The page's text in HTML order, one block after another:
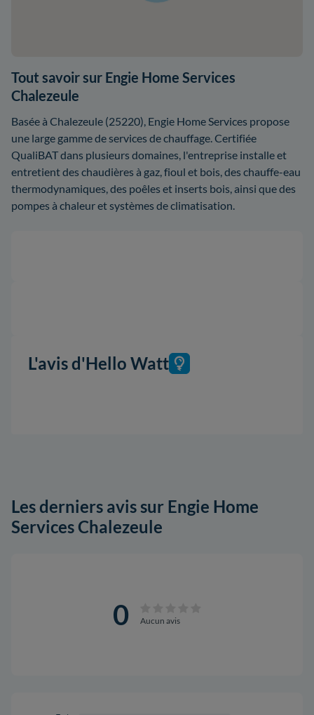
Tout savoir sur Engie Home Services
Chalezeule
Basée à Chalezeule (25220), Engie Home Services propose
une large gamme de services de chauffage. Certifiée
QualiBAT dans plusieurs domaines, l'entreprise installe et
entretient des chaudières à gaz, fioul et bois, des chauffe-eau
thermodynamiques, des poêles et inserts bois, ainsi que des
pompes à chaleur et systèmes de climatisation.
L'avis d'Hello Watt
Les derniers avis sur Engie Home
Services Chalezeule
0 Aucun avis